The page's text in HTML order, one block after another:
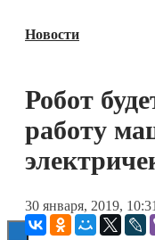
Блокчейн
Новости
Робот
работу
30 января, 2019, 10:31